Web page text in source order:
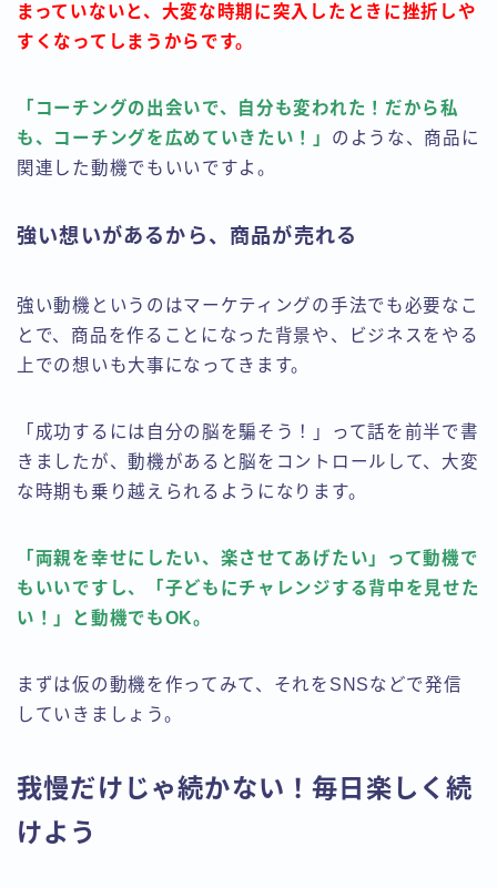
まっていないと、大変な時期に突入したときに挫折しや
すくなってしまうからです。
「コーチングの出会いで、自分も変われた！だから私
も、コーチングを広めていきたい！」 のような、商品に
関連した動機でもいいですよ。
強い想いがあるから、商品が売れる
強い動機というのはマーケティングの手法でも必要なこ
とで、商品を作ることになった背景や、ビジネスをやる
上での想いも大事になってきます。
「成功するには自分の脳を騙そう！」って話を前半で書
きましたが、動機があると脳をコントロールして、大変
な時期も乗り越えられるようになります。
「両親を幸せにしたい、楽させてあげたい」って動機で
もいいですし、「子どもにチャレンジする背中を見せた
い！」と動機でもOK。
まずは仮の動機を作ってみて、それをSNSなどで発信
していきましょう。
我慢だけじゃ続かない！毎日楽しく続
けよう